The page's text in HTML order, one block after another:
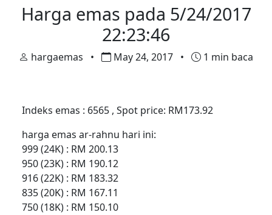
Harga emas pada 5/24/2017
22:23:46
hargaemas • May 24, 2017 • 1 min baca
Indeks emas : 6565 , Spot price: RM173.92
harga emas ar-rahnu hari ini:
999 (24K) : RM 200.13
950 (23K) : RM 190.12
916 (22K) : RM 183.32
835 (20K) : RM 167.11
750 (18K) : RM 150.10